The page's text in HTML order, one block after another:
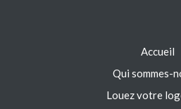
Accueil
Qui sommes-
Louez votre